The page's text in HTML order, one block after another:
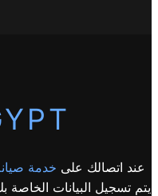
عند اتصالك على خدمة
يتم تسجيل البيانات